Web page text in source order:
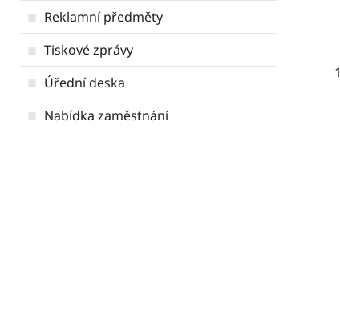
Reklamní předměty
Tiskové zprávy
Úřední deska
Nabídka zaměstnání